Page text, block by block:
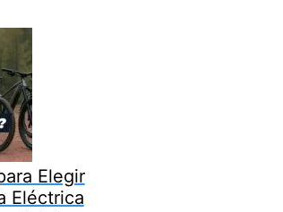
Elegir
Eléctrica